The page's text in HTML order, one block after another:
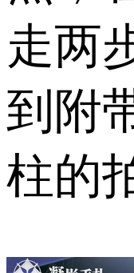
走两
到附
柱的